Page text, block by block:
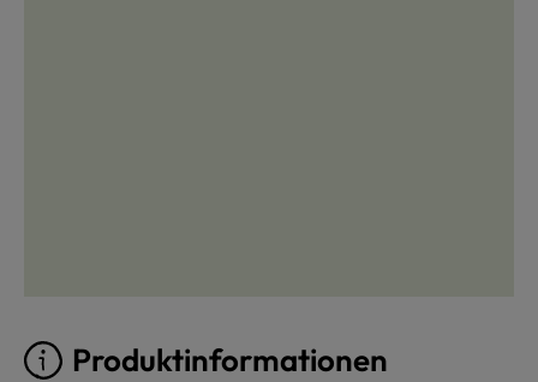
Produktinformationen